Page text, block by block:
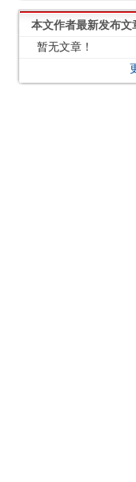
本文作者最新发布文
暂无文章！